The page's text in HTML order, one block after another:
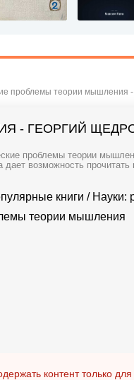
проблемы теории мышления
- ГЕОРГИЙ
проблемы теории
возможность прочитать
книги / Науки:
теории мышления
контент только